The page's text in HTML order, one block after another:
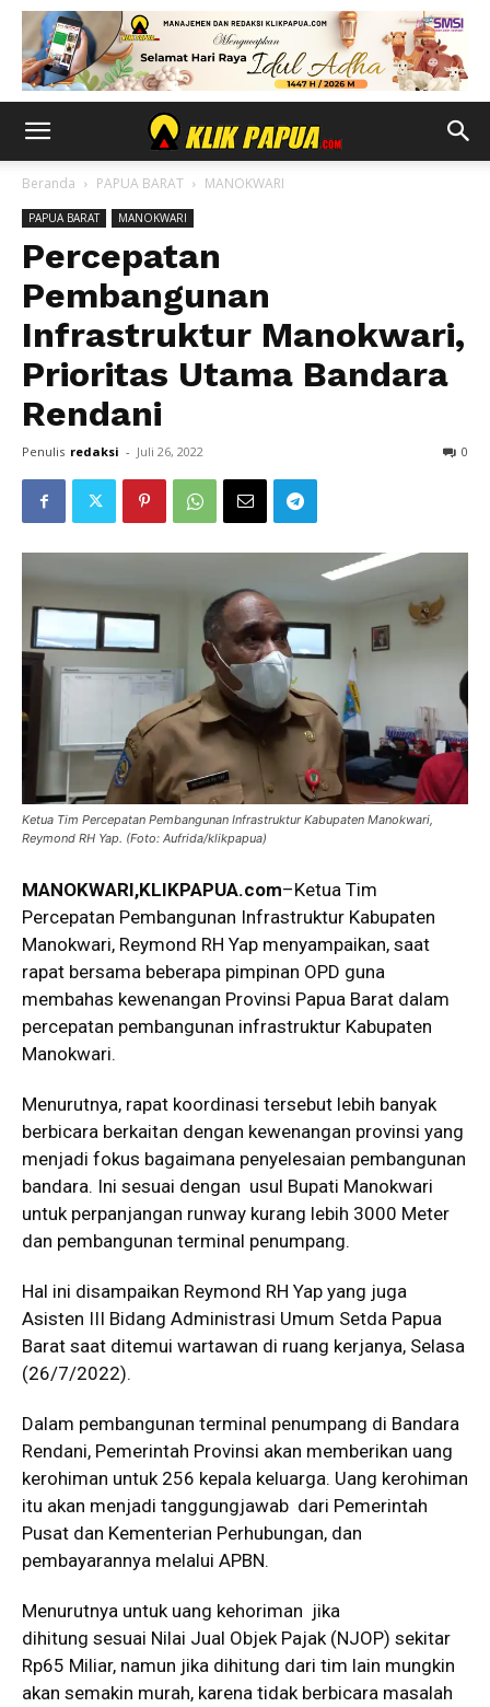
Beranda PAPUA BARAT MANOKWARI
PAPUA BARAT MANOKWARI
Percepatan
Pembangunan
Infrastruktur Manokwari,
Prioritas Utama Bandara
Rendani
Penulis redaksi - Juli 26, 2022 0
Ketua Tim Percepatan Pembangunan Infrastruktur Kabupaten Manokwari,
Reymond RH Yap. (Foto: Aufrida/klikpapua)
MANOKWARI,KLIKPAPUA.com–Ketua Tim
Percepatan Pembangunan Infrastruktur Kabupaten
Manokwari, Reymond RH Yap menyampaikan, saat
rapat bersama beberapa pimpinan OPD guna
membahas kewenangan Provinsi Papua Barat dalam
percepatan pembangunan infrastruktur Kabupaten
Manokwari.
Menurutnya, rapat koordinasi tersebut lebih banyak
berbicara berkaitan dengan kewenangan provinsi yang
menjadi fokus bagaimana penyelesaian pembangunan
bandara. Ini sesuai dengan usul Bupati Manokwari
untuk perpanjangan runway kurang lebih 3000 Meter
dan pembangunan terminal penumpang.
Hal ini disampaikan Reymond RH Yap yang juga
Asisten III Bidang Administrasi Umum Setda Papua
Barat saat ditemui wartawan di ruang kerjanya, Selasa
(26/7/2022).
Dalam pembangunan terminal penumpang di Bandara
Rendani, Pemerintah Provinsi akan memberikan uang
kerohiman untuk 256 kepala keluarga. Uang kerohiman
itu akan menjadi tanggungjawab dari Pemerintah
Pusat dan Kementerian Perhubungan, dan
pembayarannya melalui APBN.
Menurutnya untuk uang kehoriman jika
dihitung sesuai Nilai Jual Objek Pajak (NJOP) sekitar
Rp65 Miliar, namun jika dihitung dari tim lain mungkin
akan semakin murah, karena tidak berbicara masalah